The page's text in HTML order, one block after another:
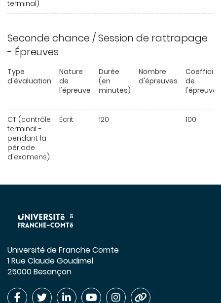
terminal)
Seconde chance / Session de rattrapage
- Épreuves
Type
d'évaluation
Nature
de
l'épreuve
Durée
(en
minutes)
Nombre
d'épreuves
de
l'épreuve
CT (contrôle
terminal -
pendant la
période
d'examens)
Écrit 120 100
Université de Franche Comte
1 Rue Claude Goudimel
25000 Besançon